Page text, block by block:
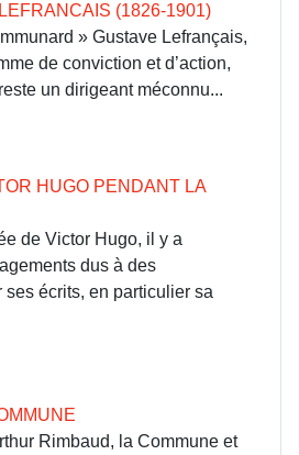
(1826-1901)
» Gustave Lefrançais,
de conviction et d’action,
reste un dirigeant méconnu...
HUGO PENDANT LA
de Victor Hugo, il y a
dus à des
écrits, en particulier sa
Rimbaud, la Commune et